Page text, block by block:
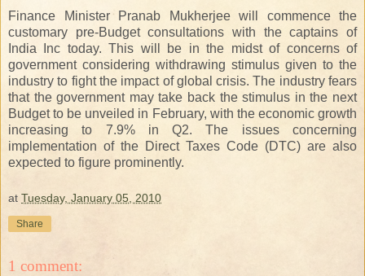
Finance Minister Pranab Mukherjee will commence the
customary pre-Budget consultations with the captains of
India Inc today. This will be in the midst of concerns of
government considering withdrawing stimulus given to the
industry to fight the impact of global crisis. The industry fears
that the government may take back the stimulus in the next
Budget to be unveiled in February, with the economic growth
increasing to 7.9% in Q2. The issues concerning
implementation of the Direct Taxes Code (DTC) are also
expected to figure prominently.
at Tuesday, January 05, 2010
Share
1 comment: